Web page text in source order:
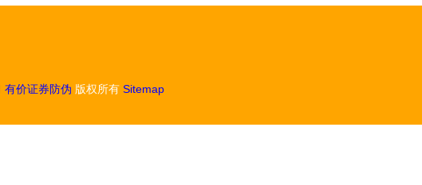
有价证券防伪 版权所有 Sitemap